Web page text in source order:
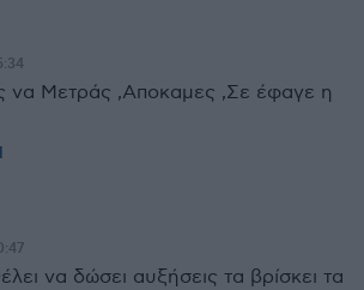
να Μετράς ,Αποκαμες ,Σε έφαγε η
να δώσει αυξήσεις τα βρίσκει τα